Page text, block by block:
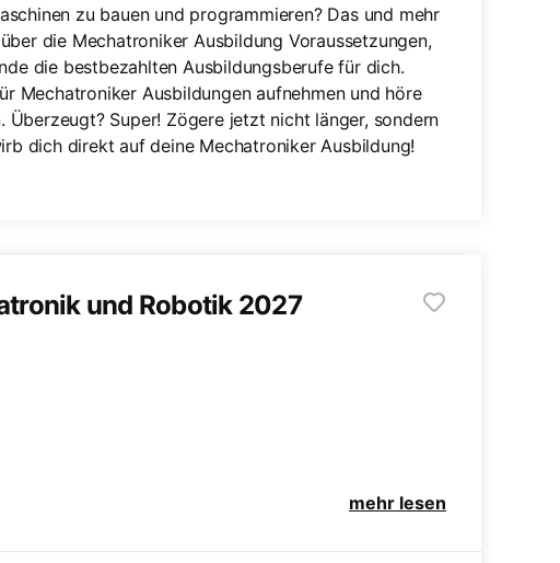
zu bauen und programmieren? Das und mehr
die Mechatroniker Ausbildung Voraussetzungen,
die bestbezahlten Ausbildungsberufe für dich.
Mechatroniker Ausbildungen aufnehmen und höre
Überzeugt? Super! Zögere jetzt nicht länger, sondern
dich direkt auf deine Mechatroniker Ausbildung!
und Robotik 2027
mehr lesen